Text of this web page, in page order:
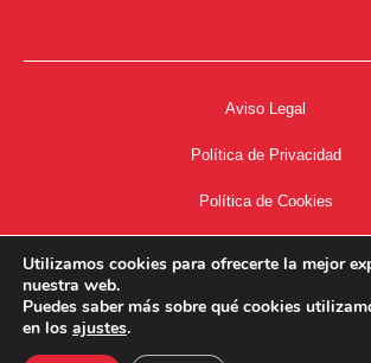
Aviso Legal
Política de Privacidad
Política de Cookies
Utilizamos cookies para ofrecerte la mejor
nuestra web.
Puedes saber más sobre qué cookies
en los ajustes.